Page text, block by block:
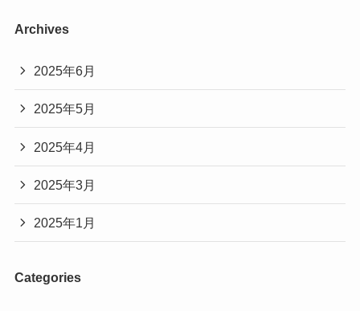
Archives
2025年6月
2025年5月
2025年4月
2025年3月
2025年1月
Categories